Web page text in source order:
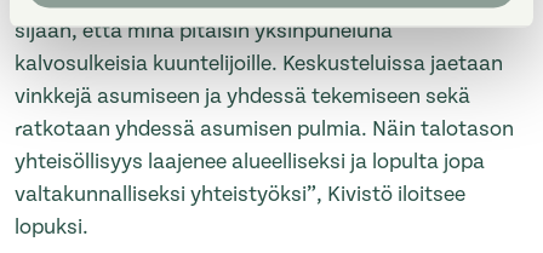
sijaan, että minä pitäisin yksinpuheluna
kalvosulkeisia kuuntelijoille. Keskusteluissa jaetaan
vinkkejä asumiseen ja yhdessä tekemiseen sekä
ratkotaan yhdessä asumisen pulmia. Näin talotason
yhteisöllisyys laajenee alueelliseksi ja lopulta jopa
valtakunnalliseksi yhteistyöksi”, Kivistö iloitsee
lopuksi.